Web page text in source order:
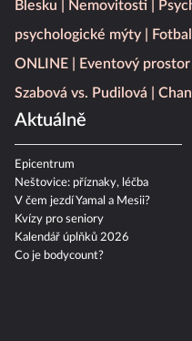
Blesku
Nemovitosti
psychologické mýty
ONLINE
Eventový
Szabová vs. Pudilová
Aktuálně
Epicentrum
Neštovice: příznaky, léčba
V čem jezdí Yamal a Mesii?
Kvízy pro seniory
Kalendář úplňků 2026
Co je bodycount?